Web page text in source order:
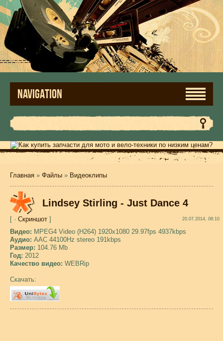
NAVIGATION
Главная » Файлы » Видеоклипы
Lindsey Stirling - Just Dance 4
[ · Скриншот ] 20.07.2014, 08:10
Видео: MPEG4 Video (H264) 1920x1080 29.97fps 4937kbps
Аудио: AAC 44100Hz stereo 191kbps
Размер: 104.76 Mb
Год: 2012
Качество видео: WEBRip
Скачать: